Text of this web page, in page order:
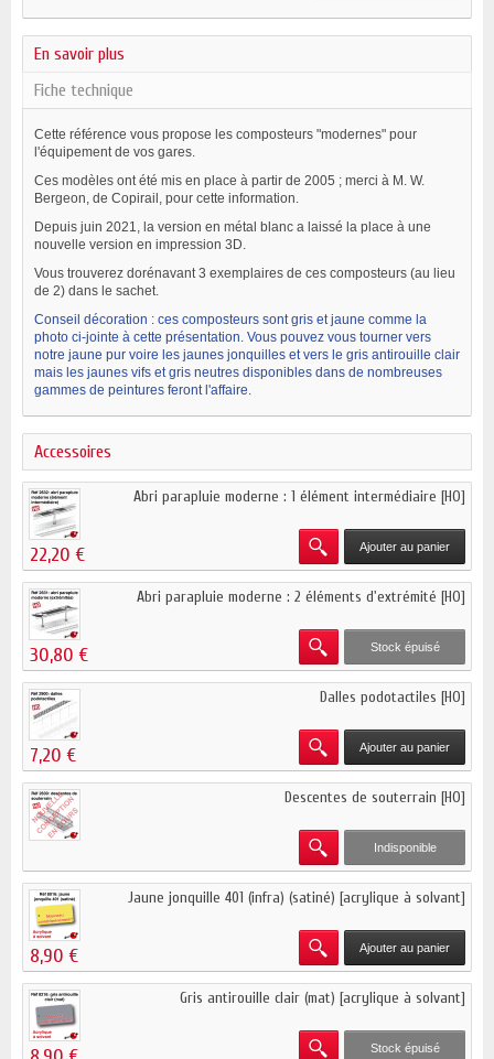
En savoir plus
Fiche technique
Cette référence vous propose les composteurs "modernes" pour
l'équipement de vos gares.
Ces modèles ont été mis en place à partir de 2005 ; merci à M. W.
Bergeon, de Copirail, pour cette information.
Depuis juin 2021, la version en métal blanc a laissé la place à une
nouvelle version en impression 3D.
Vous trouverez dorénavant 3 exemplaires de ces composteurs (au lieu
de 2) dans le sachet.
Conseil décoration : ces composteurs sont gris et jaune comme la
photo ci-jointe à cette présentation. Vous pouvez vous tourner vers
notre jaune pur voire les jaunes jonquilles et vers le gris antirouille clair
mais les jaunes vifs et gris neutres disponibles dans de nombreuses
gammes de peintures feront l'affaire.
Accessoires
Abri parapluie moderne : 1 élément intermédiaire [HO]
22,20 € Ajouter au panier
Abri parapluie moderne : 2 éléments d'extrémité [HO]
30,80 € Stock épuisé
Dalles podotactiles [HO]
7,20 € Ajouter au panier
Descentes de souterrain [HO]
Indisponible
Jaune jonquille 401 (infra) (satiné) [acrylique à solvant]
8,90 € Ajouter au panier
Gris antirouille clair (mat) [acrylique à solvant]
Stock épuisé